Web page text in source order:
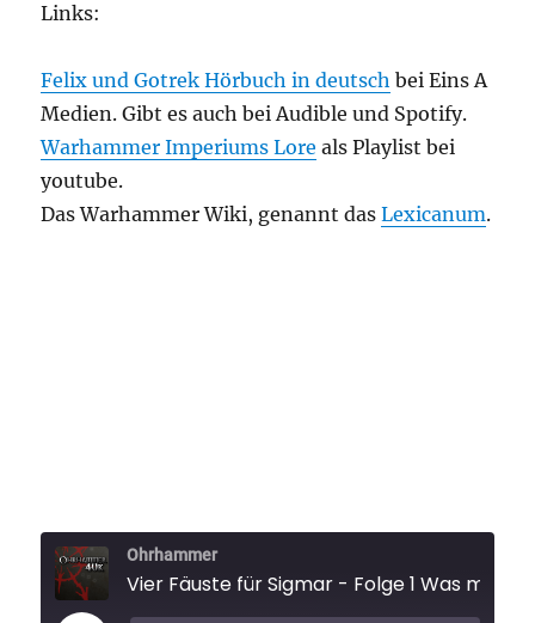
Links:
Felix und Gotrek Hörbuch in deutsch bei Eins A
Medien. Gibt es auch bei Audible und Spotify.
Warhammer Imperiums Lore als Playlist bei
youtube.
Das Warhammer Wiki, genannt dasLexicanum.
Ohrhammer